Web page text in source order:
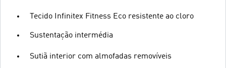
Tecido Infinitex Fitness Eco resistente ao cloro
Sustentação intermédia
Sutiã interior com almofadas removíveis